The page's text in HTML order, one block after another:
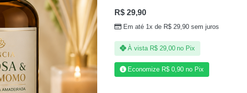
R$29,90
Em até 1x de R$ 29,90 sem juros
À vista R$29,00 no Pix
Economize R$ 0,90 no Pix